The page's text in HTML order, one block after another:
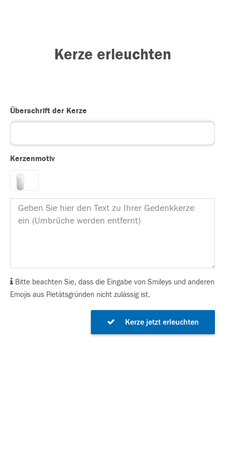
Kerze erleuchten
Überschrift der Kerze
Kerzenmotiv
Bitte beachten Sie, dass die Eingabe von Smileys und anderen
Emojis aus Pietätsgründen nicht zulässig ist.
Kerze jetzt erleuchten